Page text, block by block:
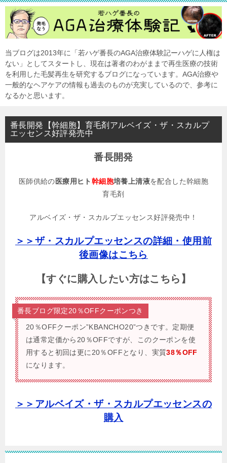
当ブログは2013年に「若ハゲ番長のAGA治療体験記ーハゲに人権は
ない」としてスタートし、現在は著者のわがままで再生医療の技術
を利用した毛髪再生を研究するブログになっています。AGA治療や
一般的なヘアケアの情報も過去のものが充実しているので、参考に
なるかと思います。
番長開発【幹細胞】育毛剤アルベイズ・ザ・スカルプ
エッセンス好評発売中
番長開発
医師供給の医療用ヒト 幹細胞培養上清液を配合した幹細胞
育毛剤
アルベイズ・ザ・スカルプエッセンス好評発売中！
＞＞ザ・スカルプエッセンスの詳細・使用前
後画像はこちら
【すぐに購入したい方はこちら】
番長ブログ限定20％OFFクーポンつき
20％OFFクーポン”KBANCHO20”つきです。 定期便
は通常定価から20％OFFですが、このクーポンを使
用すると初回は更に20％OFFとなり、実質38％OFF
になります。
＞＞アルベイズ・ザ・スカルプエッセンスの
購入